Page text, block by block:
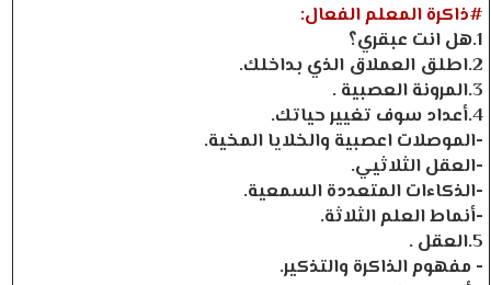
#ذاكرة المعلم الفعال:
1.هل انت عبقري؟
2.اطلق العملاق الذي بداخلك.
3.المرونة العصبية .
4.أعداد سوف تغيير حياتك.
-الموصلات اعصبية والخلايا المخية.
-العقل الثلاثيي.
-الذكاءات المتعددة السمعية.
-أنماط العلم الثلاثة.
5.العقل .
- مفهوم الذاكرة والتذكير.